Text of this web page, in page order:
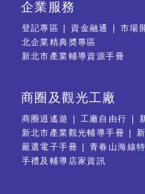
企業服務
登記專區 資金融通 市場
北企業精典奬專區
新北市產業輔導資源手冊
商圈及觀光工廠
商圈逍遙遊 工廠自由行
新北市產業觀光輔導手冊
嚴選電子手冊
青春山海線
手禮及輔導店家資訊